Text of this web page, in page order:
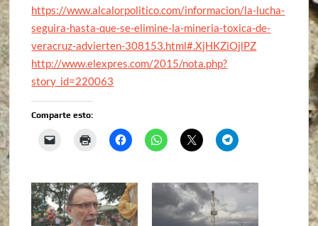
https://www.alcalorpolitico.com/informacion/la-lucha-
seguira-hasta-que-se-elimine-la-mineria-toxica-de-
veracruz-advierten-308153.html#.XjHKZiOjlPZ
http://www.elexpres.com/2015/nota.php?
story_id=220063
Comparte esto: